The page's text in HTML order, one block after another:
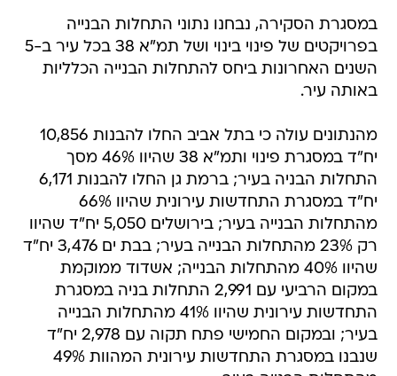
במסגרת הסקירה, נבחנו נתוני התחלות הבנייה
בפרויקטים של פינוי בינוי ושל תמ"א 38 בכל עיר ב-5
השנים האחרונות ביחס להתחלות הבנייה הכלליות
באותה עיר.
מהנתונים עולה כי בתל אביב החלו להבנות 10,856
יח"ד במסגרת פינוי ותמ"א 38 שהיוו 46% מסך
התחלות הבניה בעיר; ברמת גן החלו להבנות 6,171
יח"ד במסגרת התחדשות עירונית שהיוו 66%
מהתחלות הבנייה בעיר; בירושלים 5,050 יח"ד שהיוו
רק 23% מהתחלות הבנייה בעיר; בבת ים 3,476 יח"ד
שהיוו 40% מהתחלות הבנייה; אשדוד ממוקמת
במקום הרביעי עם 2,991 התחלות בניה במסגרת
התחדשות עירונית שהיוו 41% מהתחלות הבנייה
בעיר; ובמקום החמישי פתח תקוה עם 2,978 יח"ד
שנבנו במסגרת התחדשות עירונית המהוות 49%